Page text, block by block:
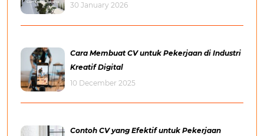
30 January 2026
Cara Membuat CV untuk Pekerjaan di Industri
Kreatif Digital
10 December 2025
Contoh CV yang Efektif untuk Pekerjaan